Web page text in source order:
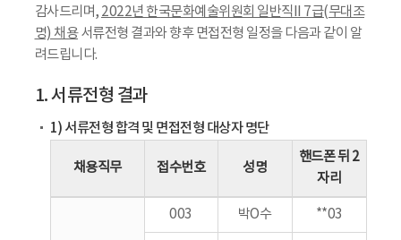
감사드리며, 2022년 한국문화예술위원회 일반직II 7급(무대조
명) 채용서류전형 결과와 향후 면접전형 일정을 다음과 같이 알
려드립니다.
1. 서류전형 결과
1) 서류전형 합격 및 면접전형 대상자 명단
채용직무 접수번호 성명
핸드폰 뒤 2
자리
003 박O수 **03